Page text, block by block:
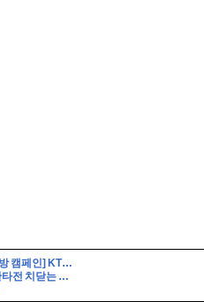
[2026 한국관광공사 온열질환 예방 캠페인] KTO와 함께하는 호종이와 무고미의 폭염대비 & 온열질환 예방 미션!
'신천지' '쿠데타' '일베' '박쥐'…난타전 치닫는 민주당 전당대회